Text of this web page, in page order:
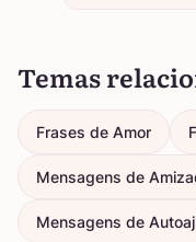
Temas
Frases de Amor
Mensagens de
Mensagens de